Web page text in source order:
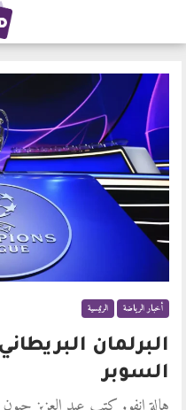
أخبار الرياضة الرئيسية
البرلمان
السوبر